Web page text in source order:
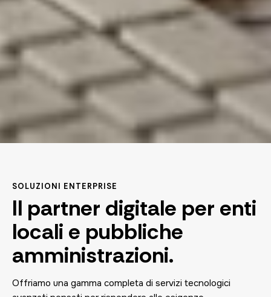
SOLUZIONI ENTERPRISE
Il partner digitale per enti
locali e pubbliche
amministrazioni.
Offriamo una gamma completa di servizi tecnologici